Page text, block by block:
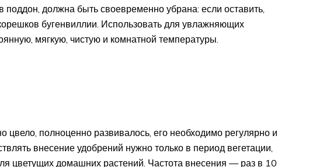
должна быть своевременно убрана: если оставить,
бугенвиллии. Использовать для увлажняющих
мягкую, чистую и комнатной температуры.
полноценно развивалось, его необходимо регулярно и
внесение удобрений нужно только в период вегетации,
цветущих домашних растений. Частота внесения — раз в 10